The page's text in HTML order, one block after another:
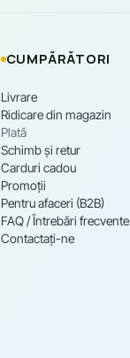
CUMPĂRĂTORI
Livrare
Ridicare din magazin
Plată
Schimb și retur
Carduri cadou
Promoții
Pentru afaceri (B2B)
FAQ / Întrebări frecvente
Contactați-ne